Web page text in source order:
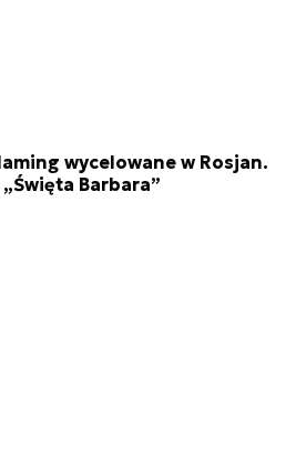
wycelowane w Rosjan.
Barbara”